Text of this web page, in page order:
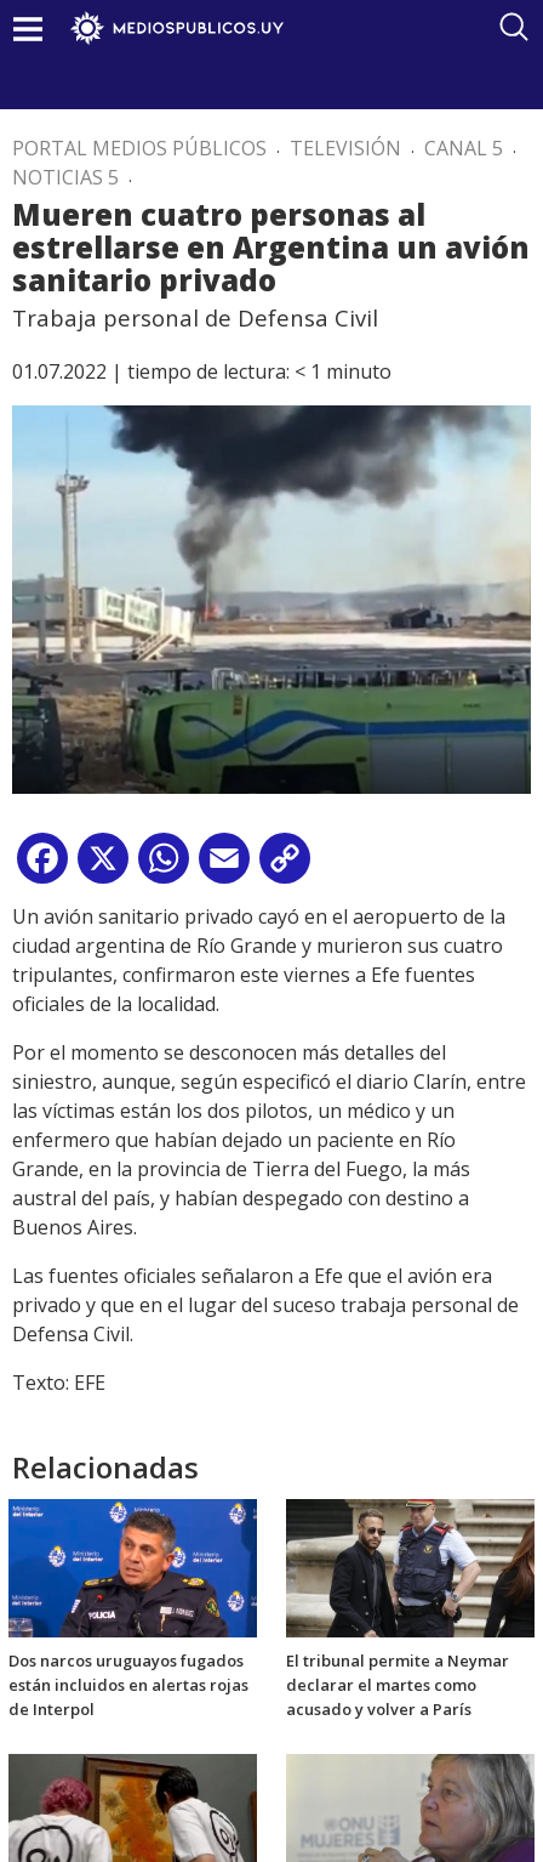
PORTAL MEDIOS PÚBLICOS . TELEVISIÓN . CANAL 5 .
NOTICIAS 5 .
Mueren cuatro personas al
estrellarse en Argentina un avión
sanitario privado
Trabaja personal de Defensa Civil
01.07.2022 | tiempo de lectura: < 1 minuto
Facebook
X WhatsApp
Email
Link
Un avión sanitario privado cayó en el aeropuerto de la
ciudad argentina de Río Grande y murieron sus cuatro
tripulantes, confirmaron este viernes a Efe fuentes
oficiales de la localidad.
Por el momento se desconocen más detalles del
siniestro, aunque, según especificó el diario Clarín, entre
las víctimas están los dos pilotos, un médico y un
enfermero que habían dejado un paciente en Río
Grande, en la provincia de Tierra del Fuego, la más
austral del país, y habían despegado con destino a
Buenos Aires.
Las fuentes oficiales señalaron a Efe que el avión era
privado y que en el lugar del suceso trabaja personal de
Defensa Civil.
Texto: EFE
Relacionadas
Dos narcos uruguayos fugados
están incluidos en alertas rojas
de Interpol
El tribunal permite a Neymar
declarar el martes como
acusado y volver a París